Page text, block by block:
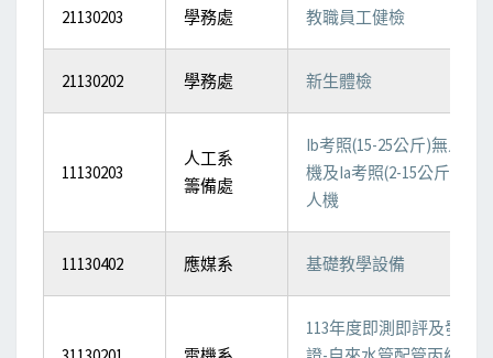
21130203 學務處 教職員工健檢
21130202 學務處 新生體檢
11130203
人工系
籌備處
Ib考照(15-25公斤)無人
機及Ia考照(2-15公斤)無
人機
11130402 應媒系 基礎教學設備
113年度即測即評及發